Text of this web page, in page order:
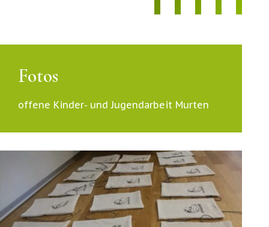
Fotos
offene Kinder- und Jugendarbeit Murten